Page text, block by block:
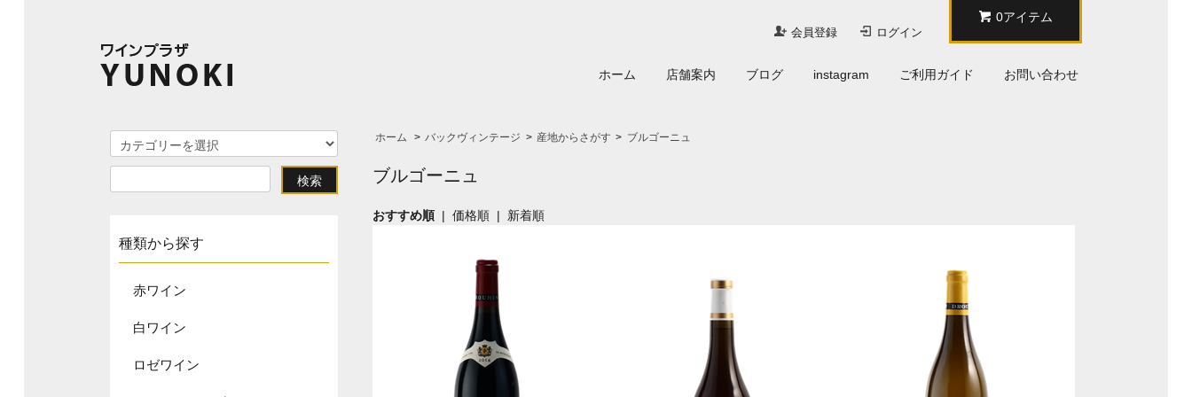
0アイテム
会員登録 ログイン
ホーム 店舗案内 ブログ instagram ご利用ガイド お問い合わせ
ホーム > バックヴィンテージ > 産地からさがす > ブルゴーニュ
ブルゴーニュ
おすすめ順|価格順 | 新着順
種類から探す
赤ワイン
白ワイン
ロゼワイン